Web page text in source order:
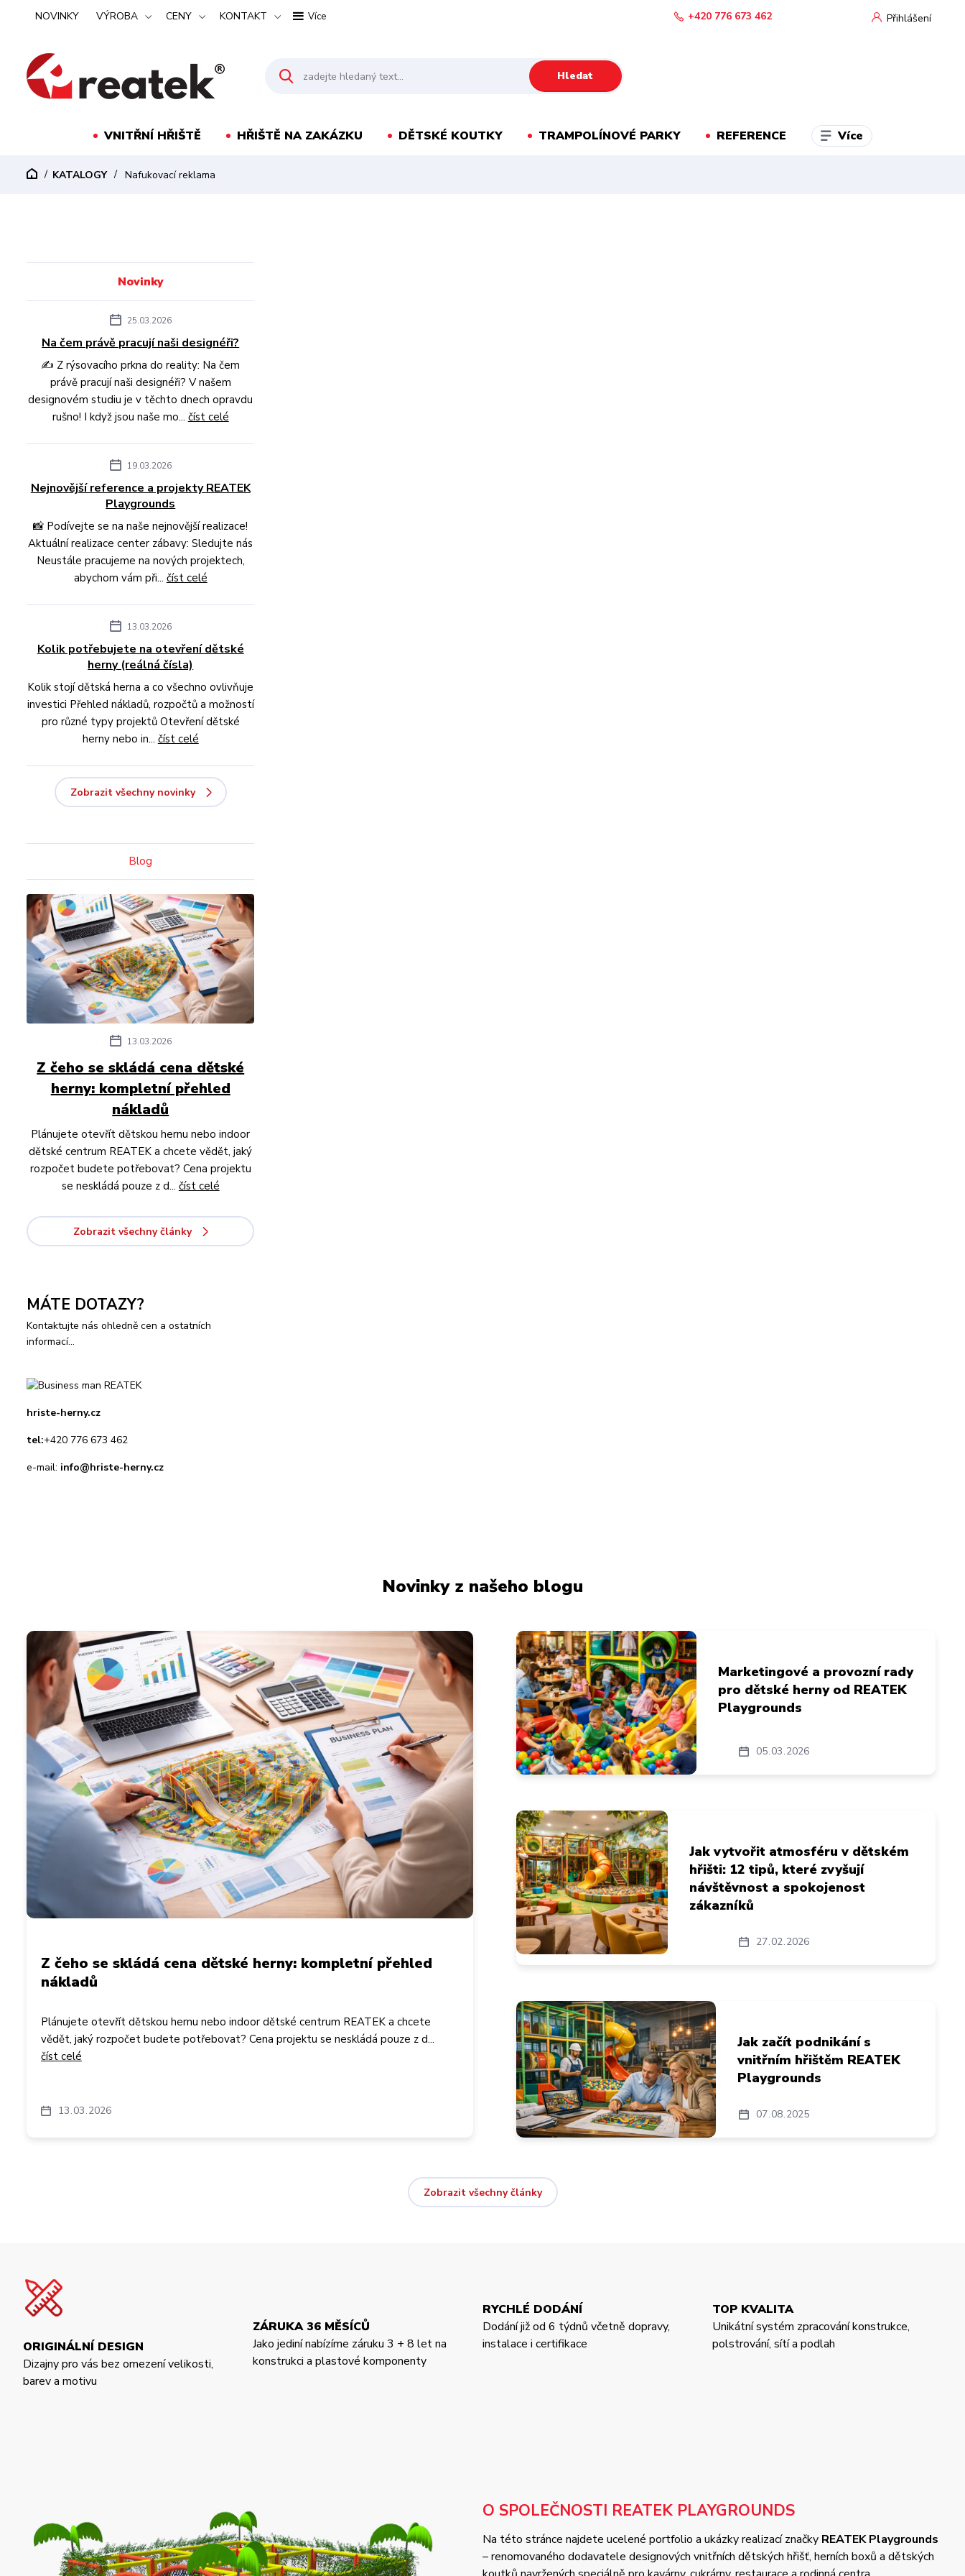
NOVINKY VÝROBA CENY KONTAKT Více Přihlášení
Hledat
+420 776 673 462
VNITŘNÍ HŘIŠTĚ HŘIŠTĚ NA ZAKÁZKU DĚTSKÉ KOUTKY TRAMPOLÍNOVÉ PARKY REFERENCE Více
KATALOGY Nafukovací reklama
Novinky
25.03.2026
Na čem právě pracují naši designéři?
✍️ Z rýsovacího prkna do reality: Na čem
právě pracují naši designéři? V našem
designovém studiu je v těchto dnech opravdu
rušno! I když jsou naše mo... číst celé
19.03.2026
Nejnovější reference a projekty REATEK
Playgrounds
📸 Podívejte se na naše nejnovější realizace!
Aktuální realizace center zábavy: Sledujte nás
Neustále pracujeme na nových projektech,
abychom vám při... číst celé
13.03.2026
Kolik potřebujete na otevření dětské
herny (reálná čísla)
Kolik stojí dětská herna a co všechno ovlivňuje
investici Přehled nákladů, rozpočtů a možností
pro různé typy projektů Otevření dětské
herny nebo in... číst celé
Zobrazit všechny novinky
Blog
13.03.2026
Z čeho se skládá cena dětské
herny: kompletní přehled
nákladů
Plánujete otevřít dětskou hernu nebo indoor
dětské centrum REATEK a chcete vědět, jaký
rozpočet budete potřebovat? Cena projektu
se neskládá pouze z d... číst celé
Zobrazit všechny články
MÁTE DOTAZY?
Kontaktujte nás ohledně cen a ostatních
informací...
hriste-herny.cz
tel:+420 776 673 462
e-mail: info@hriste-herny.cz
Novinky z našeho blogu
13 03 2026
Z čeho se skládá cena dětské herny: kompletní přehled
nákladů
Plánujete otevřít dětskou hernu nebo indoor dětské centrum REATEK a chcete
vědět, jaký rozpočet budete potřebovat? Cena projektu se neskládá pouze z d...
číst celé
05 03 2026
Marketingové a provozní rady
pro dětské herny od REATEK
Playgrounds
27 02 2026
Jak vytvořit atmosféru v dětském
hřišti: 12 tipů, které zvyšují
návštěvnost a spokojenost
zákazníků
07 08 2025
Jak začít podnikání s
vnitřním hřištěm REATEK
Playgrounds
Zobrazit všechny články
ORIGINÁLNÍ DESIGN
Dizajny pro vás bez omezení velikosti,
barev a motivu
ZÁRUKA 36 MĚSÍCŮ
Jako jediní nabízíme záruku 3 + 8 let na
konstrukci a plastové komponenty
RYCHLÉ DODÁNÍ
Dodání již od 6 týdnů včetně dopravy,
instalace i certifikace
TOP KVALITA
Unikátní systém zpracování konstrukce,
polstrování, sítí a podlah
O SPOLEČNOSTI REATEK PLAYGROUNDS
Na této stránce najdete ucelené portfolio a ukázky realizací značky REATEK Playgrounds
– renomovaného dodavatele designových vnitřních dětských hřišť, herních boxů a dětských